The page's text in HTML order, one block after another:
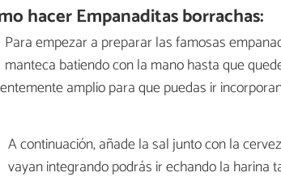
hacer Empanaditas borrachas:
Para empezar a preparar las famosas
manteca batiendo con la mano hasta que
amplio para que puedas ir
A continuación, añade la sal junto con la
vayan integrando podrás ir echando la harina